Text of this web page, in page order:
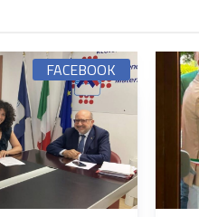
FACEBOOK